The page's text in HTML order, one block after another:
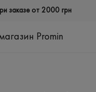
заказе от 2000 грн